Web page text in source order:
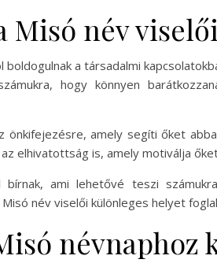
Misó név
a társadalmi
hogy könnyen
amely segíti őket
elhivatottság is, amely motiválja
ami lehetővé teszi
név viselői különleges helyet
névnaphoz